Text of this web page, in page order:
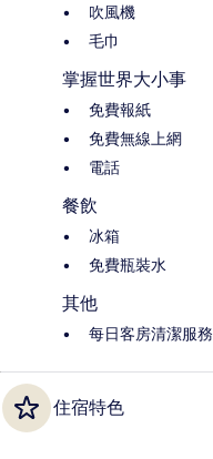
吹風機
毛巾
掌握世界大小事
免費報紙
免費無線上網
電話
餐飲
冰箱
免費瓶裝水
其他
每日客房清潔服務
住宿特色